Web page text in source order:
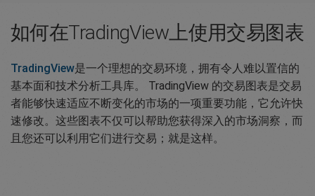
如何在TradingView上使用交易图表
TradingView是一个理想的交易环境，拥有令人难以置信的
基本面和技术分析工具库。 TradingView 的交易图表是交易
者能够快速适应不断变化的市场的一项重要功能，它允许快
速修改。这些图表不仅可以帮助您获得深入的市场洞察，而
且您还可以利用它们进行交易；就是这样。